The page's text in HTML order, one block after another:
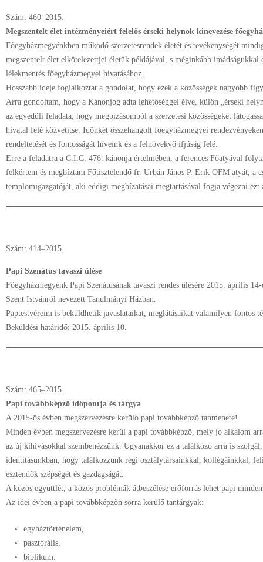
Szám: 460–2015.
Megszentelt élet intézményeiért felelős érseki helynök kinevezése
Főegyházmegyénkben működő szerzetesrendek életét és tevékenységét
megszentelt élet elkötelezettjei életük példájával, s méginkább
lélekmentés főegyházmegyei hivatásához.
Hosszabb ideje foglalkoztat a gondolat, hogy ezek a közösségek nagyobb
Arra gondoltam, hogy a Kánonjog adta lehetőséggel élve, külön „érseki
az egyedüli feladata, hogy megbízásomból a szerzetesi közösségeket
hivatal felé közvetítse. Időnkét összehangolt főegyházmegyei
rendeltetését és fontosságát híveink és a felnövekvő ifjúság felé.
Erre a feladatra a C.I.C. 476. kánonja értelmében, a ferences Főatyával
felkértem és megbíztam Főtisztelendő fr. Urbán János P. Erik OFM atyát, a
templomigazgatóját, aki eddigi megbízatásai megtartásával fogja végezni ezt
Szám: 414–2015.
Papi Szenátus tavaszi ülése
Főegyházmegyénk Papi Szenátusának tavaszi rendes ülésére 2015. április
Szent Istvánról nevezett Tanulmányi Házban.
Paptestvéreim is beküldhetik javaslataikat, meglátásaikat valamilyen fontos
Beküldési határidő: 2015. április 10.
Szám: 465–2015.
Papi továbbképző időpontja és tárgya
A 2015-ös évben megszervezésre kerülő papi továbbképző tanmenete!
Minden évben megszervezésre kerül a papi továbbképző, mely jó alkalom
az új kihívásokkal szembenézzünk. Ugyanakkor ez a találkozó arra is
identitásunkban, hogy találkozzunk régi osztálytársainkkal, kollégáinkkal,
esztendők szépségét és gazdagságát.
A közös együttlét, a közös problémák átbeszélése erőforrás lehet papi
Az idei évben a papi továbbképzőn sorra kerülő tantárgyak:
egyháztörténelem,
pasztorális,
biblikum.